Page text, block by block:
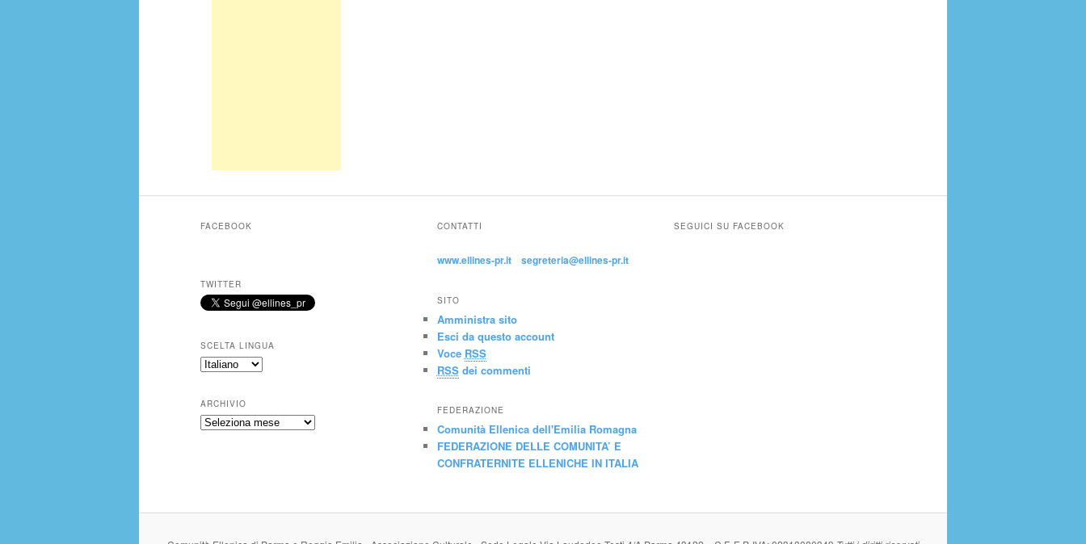
FACEBOOK
TWITTER
SCELTA LINGUA
ARCHIVIO
CONTATTI
www.ellines-pr.it segreteria@ellines-pr.it
SITO
Amministra sito
Esci da questo account
Voce RSS
RSSdei commenti
FEDERAZIONE
Comunità Ellenica dell'Emilia Romagna
FEDERAZIONE DELLE COMUNITA’ E
CONFRATERNITE ELLENICHE IN ITALIA
SEGUICI SU FACEBOOK